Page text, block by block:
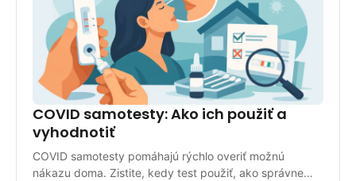
COVID samotesty: Ako ich použiť a
vyhodnotiť
COVID samotesty pomáhajú rýchlo overiť možnú
nákazu doma. Zistite, kedy test použiť, ako správne